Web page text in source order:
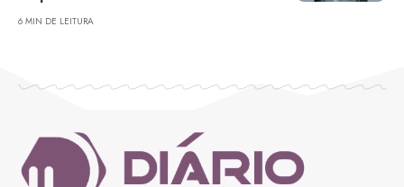
6 MIN DE LEITURA